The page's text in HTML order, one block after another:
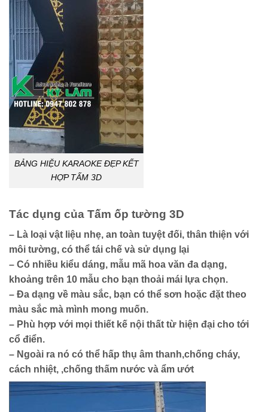
BẢNG HIỆU KARAOKE ĐẸP KẾT
HỢP TẤM 3D
Tác dụng của Tấm ốp tường 3D
– Là loại vật liệu nhẹ, an toàn tuyệt đối, thân thiện với
môi tường, có thể tái chế và sử dụng lại
– Có nhiều kiểu dáng, mẫu mã hoa văn đa dạng,
khoảng trên 10 mẫu cho bạn thoải mái lựa chọn.
– Đa dạng về màu sắc, bạn có thể sơn hoặc đặt theo
màu sắc mà mình mong muốn.
– Phù hợp với mọi thiết kế nội thất từ hiện đại cho tới
cổ điển.
– Ngoài ra nó có thể hấp thụ âm thanh,chống cháy,
cách nhiệt, ,chống thấm nước và ẩm ướt